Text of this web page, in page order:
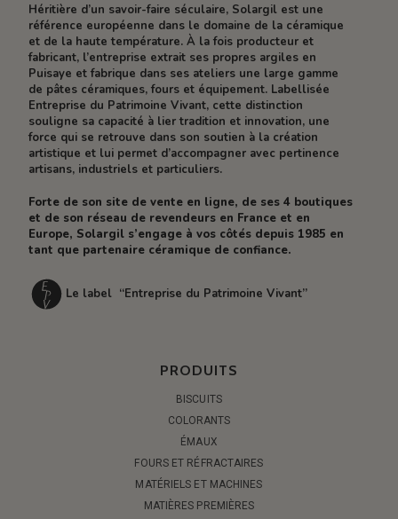
Héritière d’un savoir-faire séculaire, Solargil est une
référence européenne dans le domaine de la céramique
et de la haute température. À la fois producteur et
fabricant, l’entreprise extrait ses propres argiles en
Puisaye et fabrique dans ses ateliers une large gamme
de pâtes céramiques, fours et équipement. Labellisée
Entreprise du Patrimoine Vivant, cette distinction
souligne sa capacité à lier tradition et innovation, une
force qui se retrouve dans son soutien à la création
artistique et lui permet d’accompagner avec pertinence
artisans, industriels et particuliers.
Forte de son site de vente en ligne, de ses 4 boutiques
et de son réseau de revendeurs en France et en
Europe, Solargil s’engage à vos côtés depuis 1985 en
tant que partenaire céramique de confiance.
Le label “Entreprise du Patrimoine Vivant”
PRODUITS
BISCUITS
COLORANTS
ÉMAUX
FOURS ET RÉFRACTAIRES
MATÉRIELS ET MACHINES
MATIÈRES PREMIÈRES